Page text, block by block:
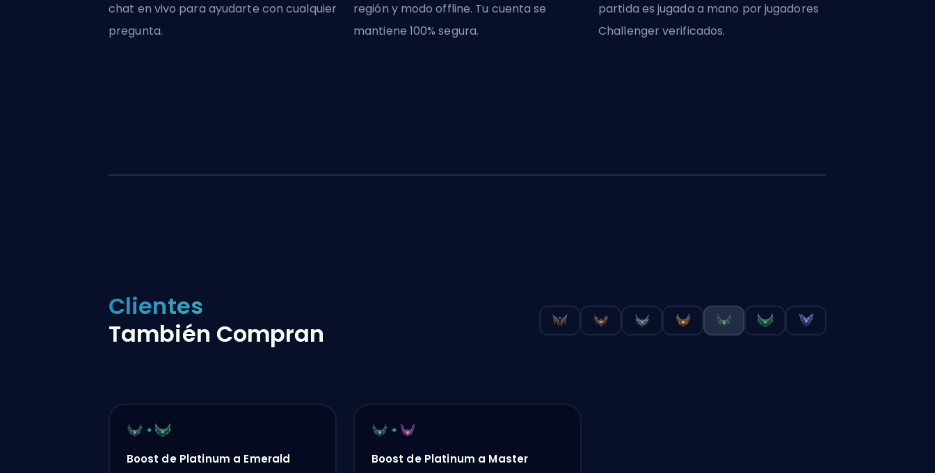
chat en vivo para ayudarte con cualquier
pregunta.
región y modo offline. Tu cuenta se
mantiene 100% segura.
partida es jugada a mano por jugadores
Challenger verificados.
Clientes
También Compran
Boost de Platinum a Emerald Boost de Platinum a Master